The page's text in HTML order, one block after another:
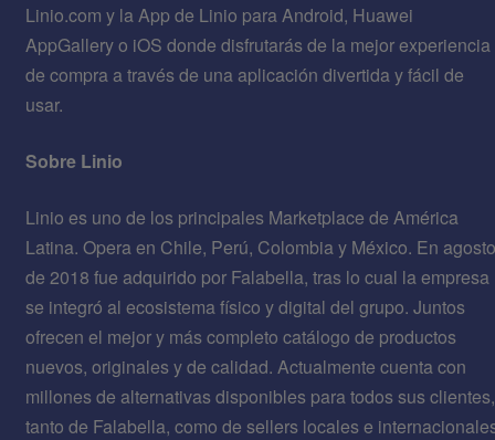
Linio.com y la App de Linio para Android, Huawei
AppGallery o iOS donde disfrutarás de la mejor experiencia
de compra a través de una aplicación divertida y fácil de
usar.
Sobre Linio
Linio es uno de los principales Marketplace de América
Latina. Opera en Chile, Perú, Colombia y México. En agosto
de 2018 fue adquirido por Falabella, tras lo cual la empresa
se integró al ecosistema físico y digital del grupo. Juntos
ofrecen el mejor y más completo catálogo de productos
nuevos, originales y de calidad. Actualmente cuenta con
millones de alternativas disponibles para todos sus clientes,
tanto de Falabella, como de sellers locales e